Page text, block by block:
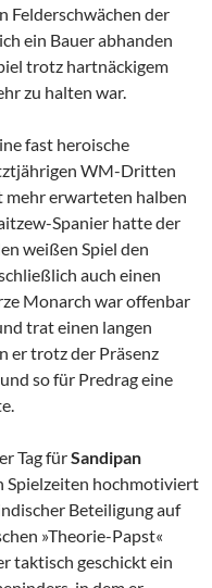
Felderschwächen der
ein Bauer abhanden
trotz hartnäckigem
zu halten war.
fast heroische
WM-Dritten
mehr erwarteten halben
Spanier hatte der
weißen Spiel den
auch einen
Monarch war offenbar
trat einen langen
er trotz der Präsenz
so für Predrag eine
Tag fürSandipan
Spielzeiten hochmotiviert
Beteiligung auf
»Theorie-Papst«
taktisch geschickt ein